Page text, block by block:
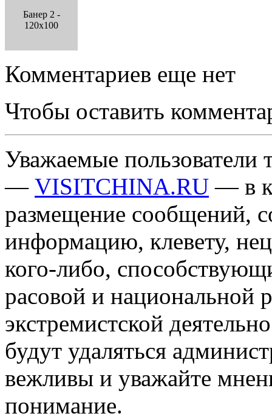
Банер 2 -
120x100
Комментариев еще нет
Чтобы оставить
Уважаемые пользователи
— VISITCHINA.RU — в
размещение сообщений,
информацию, клевету,
кого-либо,
расовой и национальной
экстремистской
будут удаляться
вежливы и уважайте
понимание.